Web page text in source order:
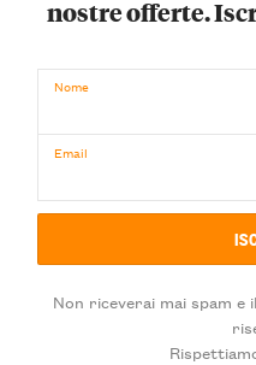
nostre offerte.
Nome
Email
Non riceverai mai spam